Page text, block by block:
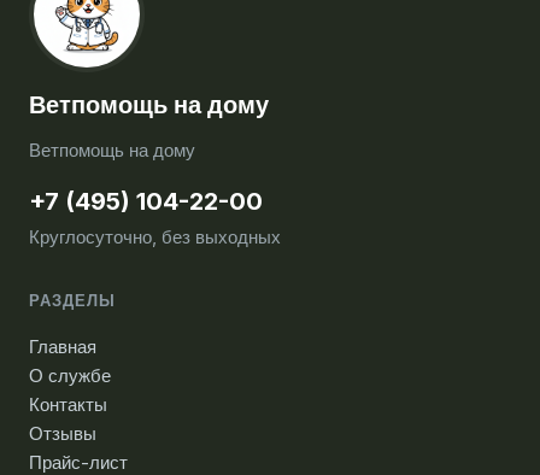
Ветпомощь на дому
Ветпомощь на дому
+7 (495) 104-22-00
Круглосуточно, без выходных
РАЗДЕЛЫ
Главная
О службе
Контакты
Отзывы
Прайс-лист